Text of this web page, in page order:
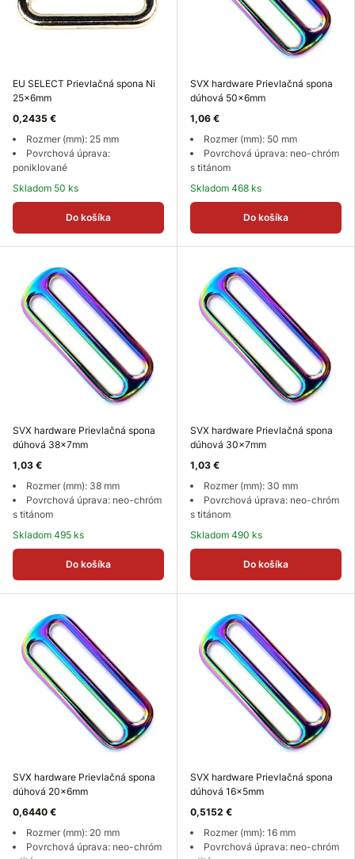
EU SELECT Prievlačná spona Ni
25x6mm
0,2435 €
Rozmer (mm): 25 mm
Povrchová úprava:
poniklované
Skladom 50 ks
Do košíka
SVX hardware Prievlačná spona
dúhová 50x6mm
1,06 €
Rozmer (mm): 50 mm
Povrchová úprava: neo-chróm
s titánom
Skladom 468 ks
Do košíka
SVX hardware Prievlačná spona
dúhová 38x7mm
1,03 €
Rozmer (mm): 38 mm
Povrchová úprava: neo-chróm
s titánom
Skladom 495 ks
Do košíka
SVX hardware Prievlačná spona
dúhová 30x7mm
1,03 €
Rozmer (mm): 30 mm
Povrchová úprava: neo-chróm
s titánom
Skladom 490 ks
Do košíka
SVX hardware Prievlačná spona
dúhová 20x6mm
0,6440 €
Rozmer (mm): 20 mm
Povrchová úprava: neo-chróm
SVX hardware Prievlačná spona
dúhová 16x5mm
0,5152 €
Rozmer (mm): 16 mm
Povrchová úprava: neo-chróm